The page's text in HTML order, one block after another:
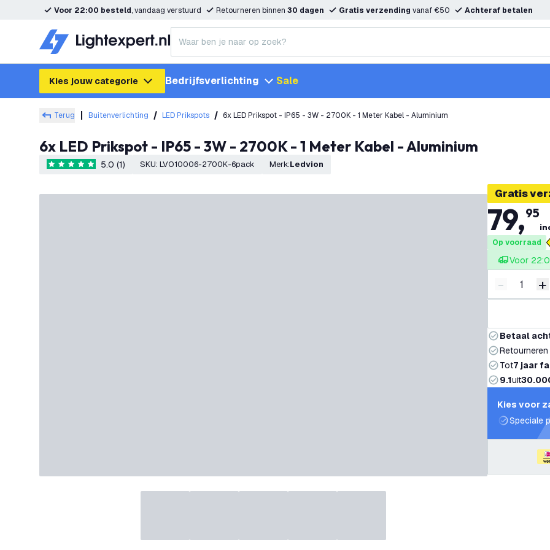
Voor 22:00 besteld, vandaag verstuurd Retourneren binnen 30 dagen Gratis verzending vanaf €50 Achteraf betalen
Kies jouw categorie Bedrijfsverlichting Sale
Terug Buitenverlichting LED Prikspots 6x LED Prikspot - IP65 - 3W - 2700K - 1 Meter Kabel - Aluminium
6x LED Prikspot - IP65 - 3W - 2700K - 1 Meter Kabel - Aluminium
5 score sterren5.0 (1) SKU: LVO10006-2700K-6pack Merk: Ledvion
Gratis
79,95
Op voorraad
Voor
Verminder
- +
Betaal
Tot7 jaar
9.1uit
Kies voor
Speciale